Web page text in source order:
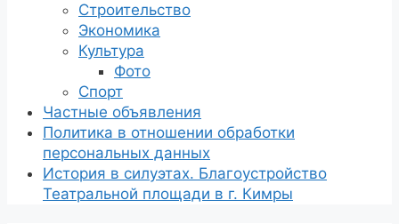
Строительство
Экономика
Культура
Фото
Спорт
Частные объявления
Политика в отношении обработки
персональных данных
История в силуэтах. Благоустройство
Театральной площади в г. Кимры